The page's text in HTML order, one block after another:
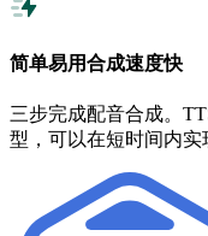
简单易用合成速度快
三步完成配音合成。
型，可以在短时间内实